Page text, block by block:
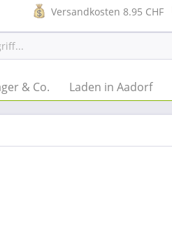
Versandkosten 8.95 CHF
& Co. Laden in Aadorf